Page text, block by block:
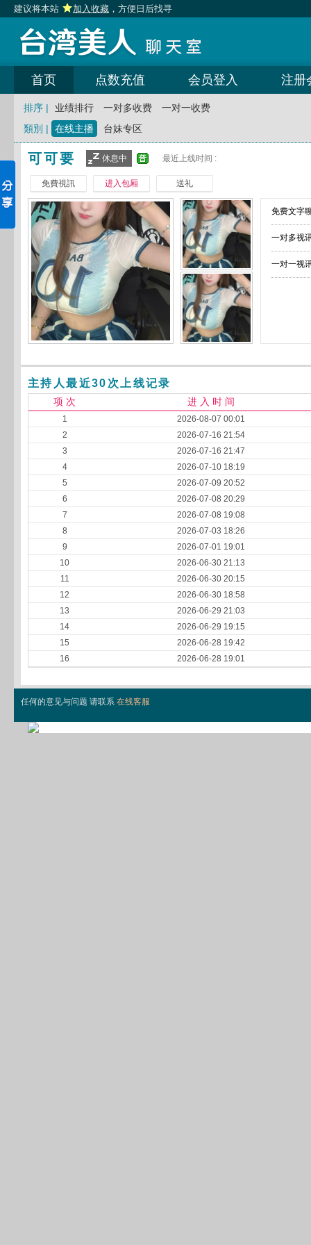
建议将本站 加入收藏 ，方便日后找寻
首页 点数充值 会员登入 注册
排序 | 业绩排行 一对多收费
一对一收费
類別 |
在线主播 台妹专区
可可要 休息中 最近上线时间 :
免費視訊 进入包厢 送礼
免费文字
一对多视
一对一视
主持人最近30次上线记录
项 次 进 入 时 间
1
2026-08-07 00:01
2
2026-07-16 21:54
3
2026-07-16 21:47
4
2026-07-10 18:19
5
2026-07-09 20:52
6
2026-07-08 20:29
7
2026-07-08 19:08
8
2026-07-03 18:26
9
2026-07-01 19:01
10
2026-06-30 21:13
11
2026-06-30 20:15
12
2026-06-30 18:58
13
2026-06-29 21:03
14
2026-06-29 19:15
15
2026-06-28 19:42
16
2026-06-28 19:01
任何的意见与问题 请联系 在线客服